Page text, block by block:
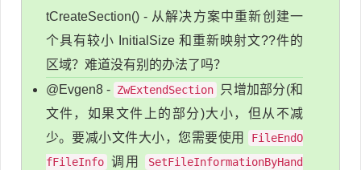
tCreateSection() - 从解决方案中重新创建一
个具有较小 InitialSize 和重新映射文??件的
区域？难道没有别的办法了吗？
@Evgen8 - ZwExtendSection
只增加部分(和
文件，如果文件上的部分)大小，但从不减
少。要减小文件大小，您需要使用
FileEndO
fFileInfo 调用
SetFileInformationByHand